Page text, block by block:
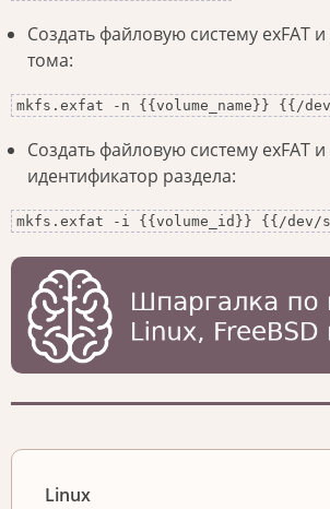
Создать файловую систему exFAT и
тома:
mkfs.exfat -n {{volume_name}} {{/
Создать файловую систему exFAT и
идентификатор раздела:
mkfs.exfat -i {{volume_id}} {{/dev/
Linux